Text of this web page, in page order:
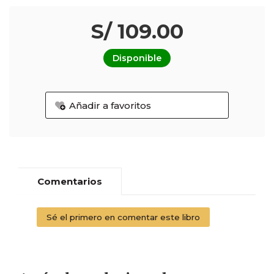
S/ 109.00
Disponible
Añadir a favoritos
Comentarios
Sé el primero en comentar este libro